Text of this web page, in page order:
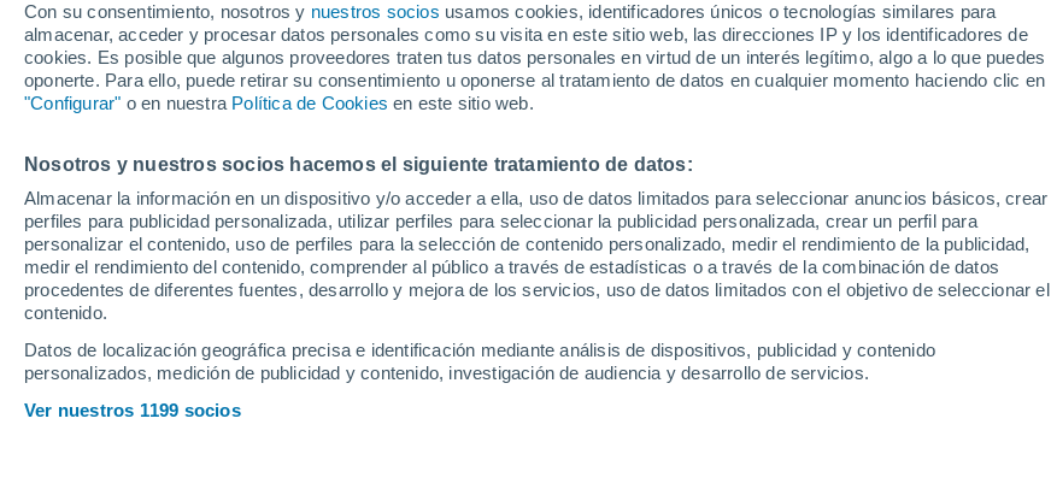
Con su consentimiento, nosotros y nuestros socios usamos cookies, identificadores únicos o tecnologías similares para
almacenar, acceder y procesar datos personales como su visita en este sitio web, las direcciones IP y los identificadores de
cookies. Es posible que algunos proveedores traten tus datos personales en virtud de un interés legítimo, algo a lo que puedes
oponerte. Para ello, puede retirar su consentimiento u oponerse al tratamiento de datos en cualquier momento haciendo clic en
"Configurar" o en nuestra Política de Cookies en este sitio web.
Nosotros y nuestros socios hacemos el siguiente tratamiento de datos:
Almacenar la información en un dispositivo y/o acceder a ella, uso de datos limitados para seleccionar anuncios básicos, crear
perfiles para publicidad personalizada, utilizar perfiles para seleccionar la publicidad personalizada, crear un perfil para
personalizar el contenido, uso de perfiles para la selección de contenido personalizado, medir el rendimiento de la publicidad,
medir el rendimiento del contenido, comprender al público a través de estadísticas o a través de la combinación de datos
procedentes de diferentes fuentes, desarrollo y mejora de los servicios, uso de datos limitados con el objetivo de seleccionar el
contenido.
Datos de localización geográfica precisa e identificación mediante análisis de dispositivos, publicidad y contenido
personalizados, medición de publicidad y contenido, investigación de audiencia y desarrollo de servicios.
Ver nuestros 1199 socios
Kilómetros esquiables 0 / 1
Remontes 0 / 2
Espesor de nieve en la base 0 cm
Espesor de nieve en la parte superior -
Profundidad de nieve